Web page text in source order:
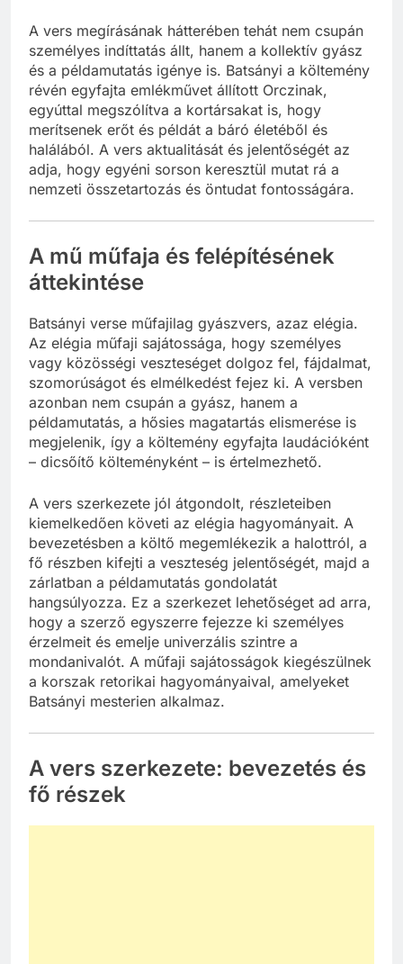
A vers megírásának hátterében tehát nem csupán
személyes indíttatás állt, hanem a kollektív gyász
és a példamutatás igénye is. Batsányi a költemény
révén egyfajta emlékművet állított Orczinak,
egyúttal megszólítva a kortársakat is, hogy
merítsenek erőt és példát a báró életéből és
halálából. A vers aktualitását és jelentőségét az
adja, hogy egyéni sorson keresztül mutat rá a
nemzeti összetartozás és öntudat fontosságára.
A mű műfaja és felépítésének
áttekintése
Batsányi verse műfajilag gyászvers, azaz elégia.
Az elégia műfaji sajátossága, hogy személyes
vagy közösségi veszteséget dolgoz fel, fájdalmat,
szomorúságot és elmélkedést fejez ki. A versben
azonban nem csupán a gyász, hanem a
példamutatás, a hősies magatartás elismerése is
megjelenik, így a költemény egyfajta laudációként
– dicsőítő költeményként – is értelmezhető.
A vers szerkezete jól átgondolt, részleteiben
kiemelkedően követi az elégia hagyományait. A
bevezetésben a költő megemlékezik a halottról, a
fő részben kifejti a veszteség jelentőségét, majd a
zárlatban a példamutatás gondolatát
hangsúlyozza. Ez a szerkezet lehetőséget ad arra,
hogy a szerző egyszerre fejezze ki személyes
érzelmeit és emelje univerzális szintre a
mondanivalót. A műfaji sajátosságok kiegészülnek
a korszak retorikai hagyományaival, amelyeket
Batsányi mesterien alkalmaz.
A vers szerkezete: bevezetés és
fő részek